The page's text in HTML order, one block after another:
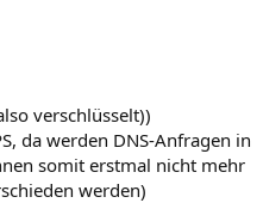
verschlüsselt))
da werden DNS-Anfragen in
somit erstmal nicht mehr
werden)